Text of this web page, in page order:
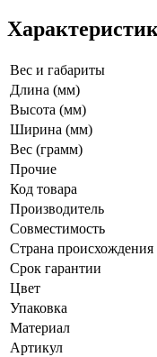
Вес и габариты
Длина (мм)
Высота (мм)
Ширина (мм)
Вес (грамм)
Прочие
Код товара
Производитель
Совместимость
Страна происхождения
Срок гарантии
Цвет
Упаковка
Материал
Артикул